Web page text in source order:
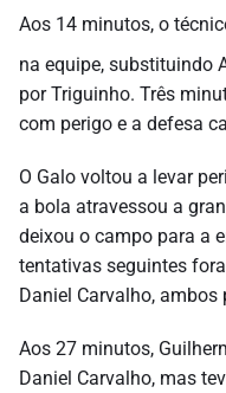
Aos 14 minutos, o
na equipe, substituindo
por Triguinho. Três
com perigo e a defesa
O Galo voltou a levar
a bola atravessou a
deixou o campo para a
tentativas seguintes
Daniel Carvalho, ambos
Aos 27 minutos,
Daniel Carvalho, mas